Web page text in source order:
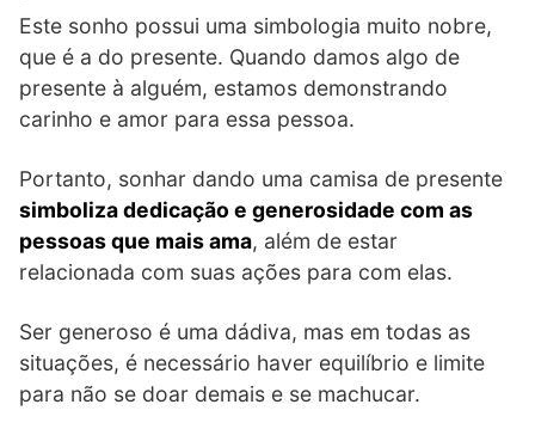
Este sonho possui uma simbologia muito nobre,
que é a do presente. Quando damos algo de
presente à alguém, estamos demonstrando
carinho e amor para essa pessoa.
Portanto, sonhar dando uma camisa de presente
simboliza dedicação e generosidade com as
pessoas que mais ama, além de estar
relacionada com suas ações para com elas.
Ser generoso é uma dádiva, mas em todas as
situações, é necessário haver equilíbrio e limite
para não se doar demais e se machucar.